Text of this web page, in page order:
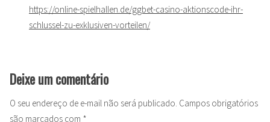
https://online-spielhallen.de/ggbet-casino-aktionscode-ihr-
schlussel-zu-exklusiven-vorteilen/
Deixe um comentário
O seu endereço de e-mail não será publicado. Campos obrigatórios
são marcados com *